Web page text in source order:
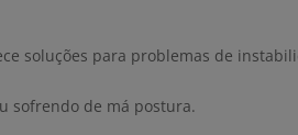
soluções para problemas de
sofrendo de má postura.